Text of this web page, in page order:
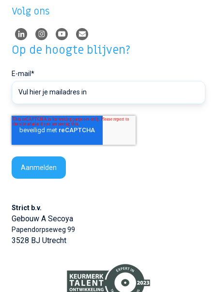
Volg ons
Op de hoogte blijven?
E-mail *
Strict b.v.
Gebouw A Secoya
Papendorpseweg 99
3528 BJ Utrecht